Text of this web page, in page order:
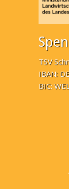
TSV
IBAN:
BIC: